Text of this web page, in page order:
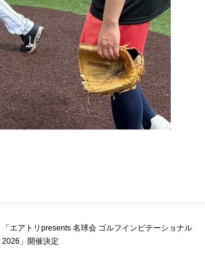
「エアトリpresents 名球会 ゴルフインビテーショナル
2026」開催決定